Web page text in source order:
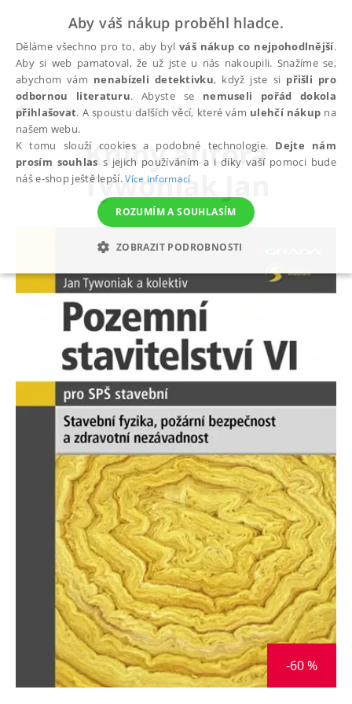
autoři Tywoniak Jan
Knihy autora
Tywoniak Jan
-60 %
Aby váš nákup proběhl hladce.
Děláme všechno pro to, aby bylváš nákup co nejpohodlnější.
Aby si web pamatoval, že už jste u nás nakoupili. Snažíme se,
abychom vám nenabízeli detektivku, když jste si přišli pro
odbornou literaturu. Abyste se nemuseli pořád dokola
přihlašovat. A spoustu dalších věcí, které vám ulehčí nákup na
našem webu.
K tomu slouží cookies a podobné technologie. Dejte nám
prosím souhlas s jejich používáním a i díky vaší pomoci bude
náš e-shop ještě lepší.Více informací
ROZUMÍM A SOUHLASÍM
ZOBRAZIT PODROBNOSTI
NEZBYTNÉ ANALYTICKÉ MARKETINGOVÉ
FUNKČNÍ NEZAŘAZENÉ SOUBORY
Nezařazené soubory
Nezbytně nutné soubory cookie umožňují základní funkce webových
stránek, jako je přihlášení uživatele a správa účtu. Webové stránky nelze
bez nezbytně nutných souborů cookie správně používat.
Provider /
Doména
Vyprší Popis
CookieScriptConsent
CookieScript
www.grada.cz
1 měsíc
Tento soubor
cookie
používá
služba
Cookie-
Script.com k
zapamatování
předvoleb
souhlasu se
soubory
cookie
návštěvníků.
Je nutné, aby
cookie
Script.com